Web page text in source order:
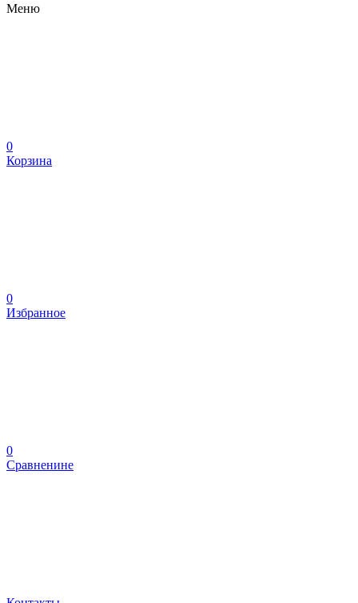
Меню
0
Корзина
0
Избранное
0
Сравненине